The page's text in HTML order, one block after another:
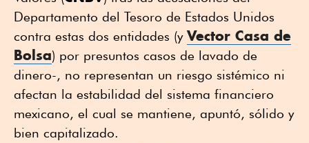
Departamento del Tesoro de Estados Unidos
contra estas dos entidades (y Vector Casa de
Bolsa) por presuntos casos de lavado de
dinero-, no representan un riesgo sistémico ni
afectan la estabilidad del sistema financiero
mexicano, el cual se mantiene, apuntó, sólido y
bien capitalizado.